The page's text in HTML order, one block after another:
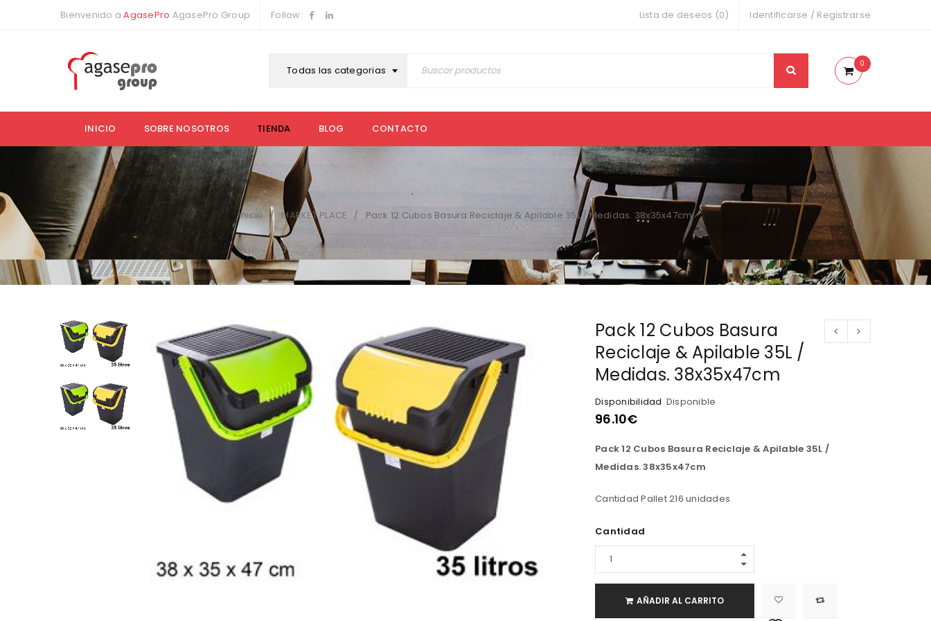
Bienvenido aAgasePro AgasePro Group Follow: Identificarse / Registrarse
Lista de deseos (0)
Todas las categorias
0
INICIO SOBRE NOSOTROS TIENDA BLOG CONTACTO
Inicio / MARKET PLACE / Pack 12 Cubos Basura Reciclaje & Apilable 35L / Medidas. 38x35x47cm
Pack 12 Cubos Basura
Reciclaje & Apilable 35L /
Medidas. 38x35x47cm
Disponibilidad Disponible
96.10€
Pack 12 Cubos Basura Reciclaje & Apilable 35L /
Medidas. 38x35x47cm
Cantidad Pallet 216 unidades
Cantidad
AÑADIR AL CARRITO